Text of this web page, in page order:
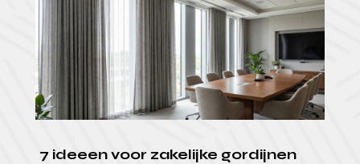
7 ideeen voor zakelijke gordijnen